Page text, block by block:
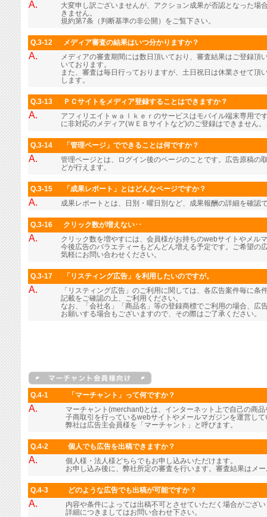
A.
大変申し訳ございませんが、アクション成果が否認となった場
きません。
規約第7条（判断基準の非公開）をご覧下さい。
Q.3-12 メディア審査の結果はいつ分かりますか？
A.
メディアの審査期間には数日頂いており、審査結果はご登録頂
いております。
また、審査は毎日行っておりますが、土日祝日は休業させて頂
します。
Q.3-13 ＰＣサイトをメディア登録することはできますか？
A.
アフィリエイトｗａｌｋｅｒのサービスはモバイル端末専用で
に非対応のメディア(ＷＥＢサイトなど)のご登録はできません
Q.3-14 「管理ページ」でできることは何ですか？
A.
管理ページとは、ログイン後のページのことです。広告原稿の
どが行えます。
Q.3-15 「成果レポート」とはどんなページですか？
A. 成果レポートとは、日別・曜日別など、成果報酬の詳細を確認
Q.3-16 クリック数が増えない･･
A.
クリック数を増やすには、会員様がお持ちのwebサイトやメル
今後広告のバラエティーもどんどん増える予定です。ご希望の
気軽にお問い合わせください。
Q.3-17 「リスティング広告」を利用したいのですが。
A.
「リスティング広告」のご利用に関しては、各広告案件毎に
記載をご確認の上、ご利用ください。
なお、「会社名」「商品名」等の登録商標でご利用の場合、広
お願いする場合もございますので、その際はご了承ください。
Q.4-1 「マーチャント」って何ですか？
A.
マーチャント(merchant)とは、インターネット上で自己の商
子商取引を行っているwebサイトやメールマガジンを運営し
弊社は広告主会員様を「マーチャント」と呼びます。
Q.4-2 個人でも広告を出稿できますか？
A.
個人様・法人様どちらでもお申し込みいただけます。
お申し込み後に、弊社所定の審査を行います。審査結果はメ
Q.4-3 どのような広告でも出稿が可能ですか？
A.
内容や条件によっては出稿不可とさせていただく場合がござ
詳細につきましてはお問い合わせ下さい。